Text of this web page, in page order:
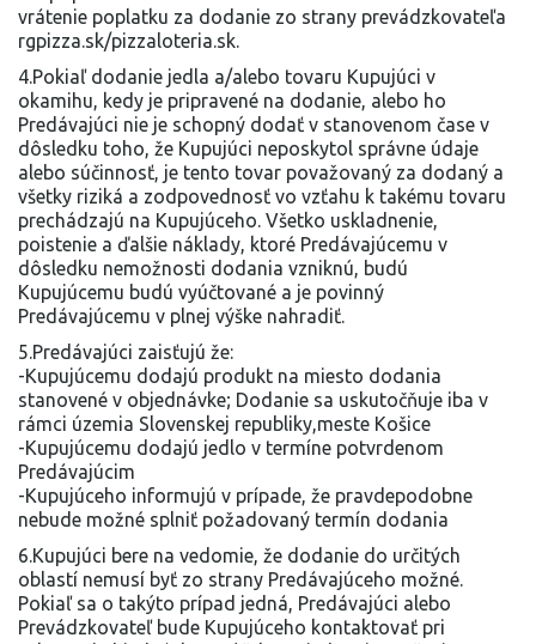
vrátenie poplatku za dodanie zo strany prevádzkovateľa
rgpizza.sk/pizzaloteria.sk.
4.Pokiaľ dodanie jedla a/alebo tovaru Kupujúci v
okamihu, kedy je pripravené na dodanie, alebo ho
Predávajúci nie je schopný dodať v stanovenom čase v
dôsledku toho, že Kupujúci neposkytol správne údaje
alebo súčinnosť, je tento tovar považovaný za dodaný a
všetky riziká a zodpovednosť vo vzťahu k takému tovaru
prechádzajú na Kupujúceho. Všetko uskladnenie,
poistenie a ďalšie náklady, ktoré Predávajúcemu v
dôsledku nemožnosti dodania vzniknú, budú
Kupujúcemu budú vyúčtované a je povinný
Predávajúcemu v plnej výške nahradiť.
5.Predávajúci zaisťujú že:
-Kupujúcemu dodajú produkt na miesto dodania
stanovené v objednávke; Dodanie sa uskutočňuje iba v
rámci územia Slovenskej republiky,meste Košice
-Kupujúcemu dodajú jedlo v termíne potvrdenom
Predávajúcim
-Kupujúceho informujú v prípade, že pravdepodobne
nebude možné splniť požadovaný termín dodania
6.Kupujúci bere na vedomie, že dodanie do určitých
oblastí nemusí byť zo strany Predávajúceho možné.
Pokiaľ sa o takýto prípad jedná, Predávajúci alebo
Prevádzkovateľ bude Kupujúceho kontaktovať pri